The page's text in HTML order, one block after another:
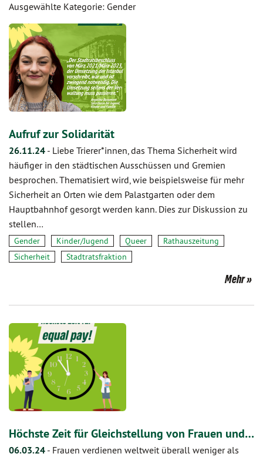
Ausgewählte Kategorie: Gender
Aufruf zur Solidarität
26.11.24 - Liebe Trierer*innen, das Thema Sicherheit wird
häufiger in den städtischen Ausschüssen und Gremien
besprochen. Thematisiert wird, wie beispielsweise für mehr
Sicherheit an Orten wie dem Palastgarten oder dem
Hauptbahnhof gesorgt werden kann. Dies zur Diskussion zu
stellen…
Gender Kinder/Jugend Queer
Rathauszeitung
Sicherheit
Stadtratsfraktion
Mehr
Höchste Zeit für Gleichstellung von Frauen und…
06.03.24 - Frauen verdienen weltweit überall weniger als